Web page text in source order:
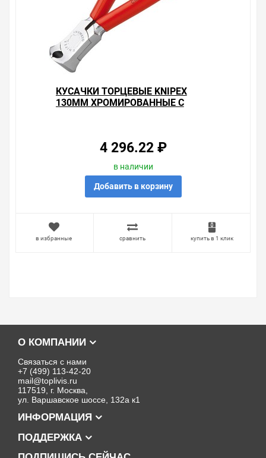
КУСАЧКИ ТОРЦЕВЫЕ KNIPEX
130ММ ХРОМИРОВАННЫЕ С
4 296.22 ₽
в наличии
Добавить в корзину
в избранные сравнить купить в 1 клик
О КОМПАНИИ
Связаться с нами
+7 (499) 113-42-20
mail@toplivis.ru
117519, г. Москва,
ул. Варшавское шоссе, 132а к1
ИНФОРМАЦИЯ
ПОДДЕРЖКА